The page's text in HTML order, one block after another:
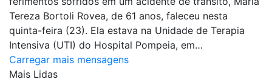
Tereza Bortoli Rovea, de 61 anos, faleceu nesta
quinta-feira (23). Ela estava na Unidade de Terapia
Intensiva (UTI) do Hospital Pompeia, em…
Carregar mais mensagens
Mais Lidas